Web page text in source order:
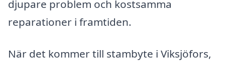
djupare problem och kostsamma
reparationer i framtiden.
När det kommer till stambyte i Viksjöfors,